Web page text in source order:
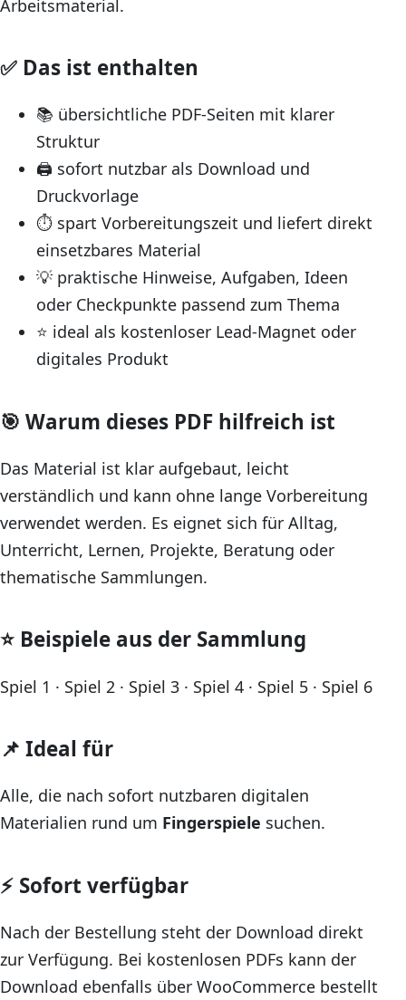
Arbeitsmaterial.
✅ Das ist enthalten
📚 übersichtliche PDF-Seiten mit klarer
Struktur
🖨️ sofort nutzbar als Download und
Druckvorlage
⏱️ spart Vorbereitungszeit und liefert direkt
einsetzbares Material
💡 praktische Hinweise, Aufgaben, Ideen
oder Checkpunkte passend zum Thema
⭐ ideal als kostenloser Lead-Magnet oder
digitales Produkt
🎯 Warum dieses PDF hilfreich ist
Das Material ist klar aufgebaut, leicht
verständlich und kann ohne lange Vorbereitung
verwendet werden. Es eignet sich für Alltag,
Unterricht, Lernen, Projekte, Beratung oder
thematische Sammlungen.
⭐ Beispiele aus der Sammlung
Spiel 1 · Spiel 2 · Spiel 3 · Spiel 4 · Spiel 5 · Spiel 6
📌 Ideal für
Alle, die nach sofort nutzbaren digitalen
Materialien rund um Fingerspiele suchen.
⚡ Sofort verfügbar
Nach der Bestellung steht der Download direkt
zur Verfügung. Bei kostenlosen PDFs kann der
Download ebenfalls über WooCommerce bestellt